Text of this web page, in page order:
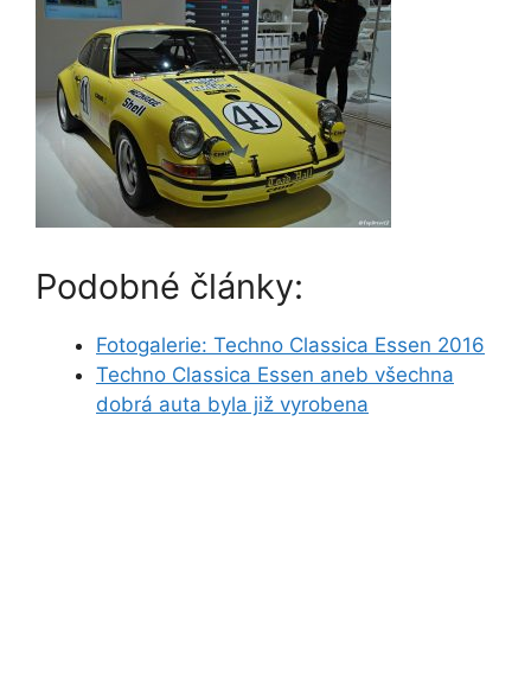
Podobné články:
Fotogalerie: Techno Classica Essen 2016
Techno Classica Essen aneb všechna
dobrá auta byla již vyrobena